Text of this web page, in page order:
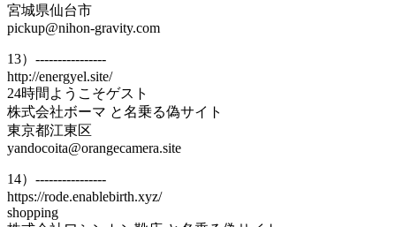
宮城県仙台市
pickup@nihon-gravity.com
13）----------------
http://energyel.site/
24時間ようこそゲスト
株式会社ボーマ と名乗る偽サイト
東京都江東区
yandocoita@orangecamera.site
14）----------------
https://rode.enablebirth.xyz/
shopping